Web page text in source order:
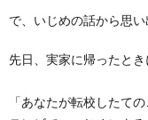
で、いじめの話から思い
先日、実家に帰ったとき
「あなたが転校したての